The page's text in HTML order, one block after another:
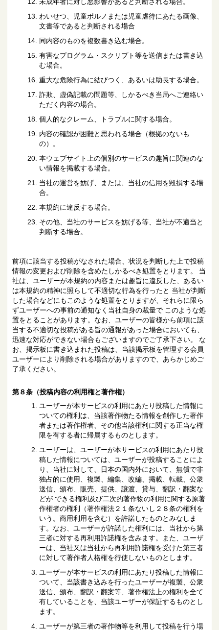
わいせつ、児童ポルノまたは児童虐待にあたる画像、
文書等であると判断される場合
同内容のものを複数書き込む場合。
有害なプログラム・スクリプト等を送信または書き込
む場合。
重大な危険行為に結びつく、あるいは助長する場合。
詐欺、虚偽記載の問題等、しかるべき当局へご連絡い
ただく内容の場合。
個人的なクレーム、トラブルに関する場合。
内容の確認が困難と思われる場合（根拠のないも
の）。
本ウェブサイト上の個別のサービスの趣旨に関連のな
い情報を掲載する場合。
当社の運営を妨げ、または、当社の信用を毀損する場
合。
本規約に違反する場合。
その他、当社のサービスを妨げる等、当社が不適当と
判断する場合。
前項に該当する投稿がなされた場合、状況を判断した上で投稿
情報の変更および削除を含めたしかるべき処置をとります。 当
社は、ユーザーが本規約の内容または趣旨に違反した、あるい
は本規約の精神に照らして不適切な行為を行ったと 当社が判断
した場合などにもこのような処置をとりますが、それらに限ら
ずユーザーへの事前の通知なく当社自身の裁量で このような処
置をとることがあります。なお、ユーザーの皆様から前項に該
当する不適切な投稿がある旨の通報があった場合においても、
迅速な対応ができない場合もございますのでご了承下さい。 な
お、掲示板に書き込まれた投稿は、当該掲示板を管理する会員
ユーザーにより削除される場合がありますので、あらかじめご
了承ください。
第８条（投稿内容の利用権と著作権）
ユーザーが本サービスの利用にあたり投稿した情報に
ついての権利は、当該著作物たる情報を創作した著作
者または著作権者、その他当該権利に関する正当な権
限を有する者に帰属するものとします。
ユーザーは、ユーザーが本サービスの利用にあたり投
稿した情報については、ユーザーが投稿することによ
り、当社に対して、日本の国内外において、無償で非
独占的に使用、複製、編集、改編、掲載、転載、公衆
送信、頒布、販売、提供、譲渡、貸与、翻訳・翻案な
どが できる権利及び二次的著作物の利用に関する原著
作権者の権利（著作権法２１条ないし２８条の権利を
いう。商用利用を含む）を許諾したものとみなしま
す。なお、ユーザーが許諾した権利には、当社から第
三者に対する再利用許諾権を含みます。また、ユーザ
ーは、当社又は当社から再利用許諾権を受けた第三者
に対して著作者人格権を行使しないものとします。
ユーザーが本サービスの利用にあたり投稿した情報に
ついて、当該書き込みを行ったユーザーが複製、公衆
送信、頒布、翻訳・翻案等、著作権法上の権利を全て
有していることを、当該ユーザーが保証するものとし
ます。
ユーザーが第三者の著作物等を利用して投稿を行う場